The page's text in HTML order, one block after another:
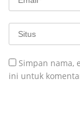
Simpan nama,
ini untuk